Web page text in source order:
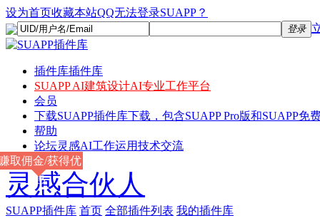
设为首页收藏本站QQ无法登录SUAPP？
登录
插件库插件库
SUAPP AI建筑设计AI专业工作平台
会员
下载SUAPP插件库下载，包含SUAPP Pro版和SUAPP免
帮助
论坛灵感AI工作运用技术交流
灵感合伙人
取佣金/获得优
惠
SUAPP插件库 首页 全部插件列表 我的插件库